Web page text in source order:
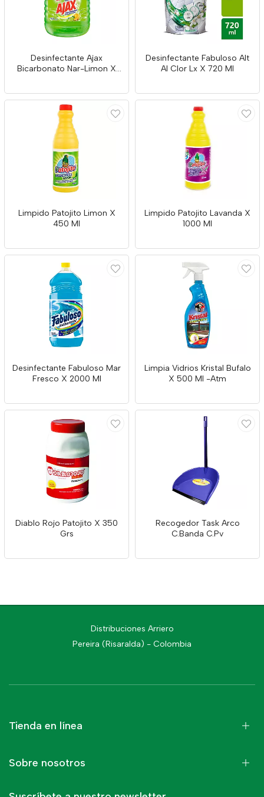
Desinfectante Ajax
Bicarbonato Nar-Limon X
Desinfectante Fabuloso Alt
Al Clor Lx X 720 Ml
Limpido Patojito Limon X
450 Ml
Limpido Patojito Lavanda X
1000 Ml
Desinfectante Fabuloso Mar
Fresco X 2000 Ml
Limpia Vidrios Kristal Bufalo
X 500 Ml -Atm
Diablo Rojo Patojito X 350
Grs
Recogedor Task Arco
C.Banda C.Pv
Distribuciones Arriero
Pereira (Risaralda) - Colombia
Tienda en línea
Sobre nosotros